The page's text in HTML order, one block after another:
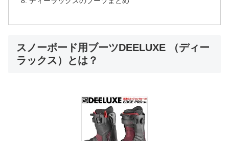
スノーボード用ブーツDEELUXE （ディー
ラックス）とは？